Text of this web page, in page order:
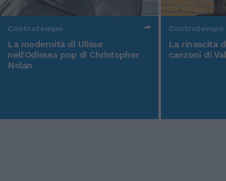
Controtempo
La modernità di Ulisse
nell'Odissea pop di Christopher
Nolan
Controtempo
La rinascita
canzoni di